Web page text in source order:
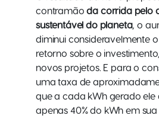
contramãoda corrida pelo
sustentável do planeta, o
diminui consideravelmente
retorno sobre o
novos projetos. E para o
uma taxa de
que a cada kWh gerado ele
apenas 40% do kWh em